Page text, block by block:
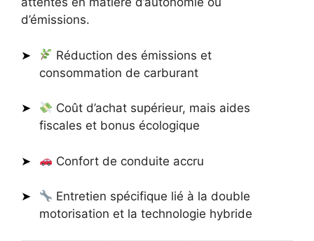
d’émissions.
Réduction des émissions et
consommation de carburant
Coût d’achat supérieur, mais aides
fiscales et bonus écologique
Confort de conduite accru
Entretien spécifique lié à la double
motorisation et la technologie hybride